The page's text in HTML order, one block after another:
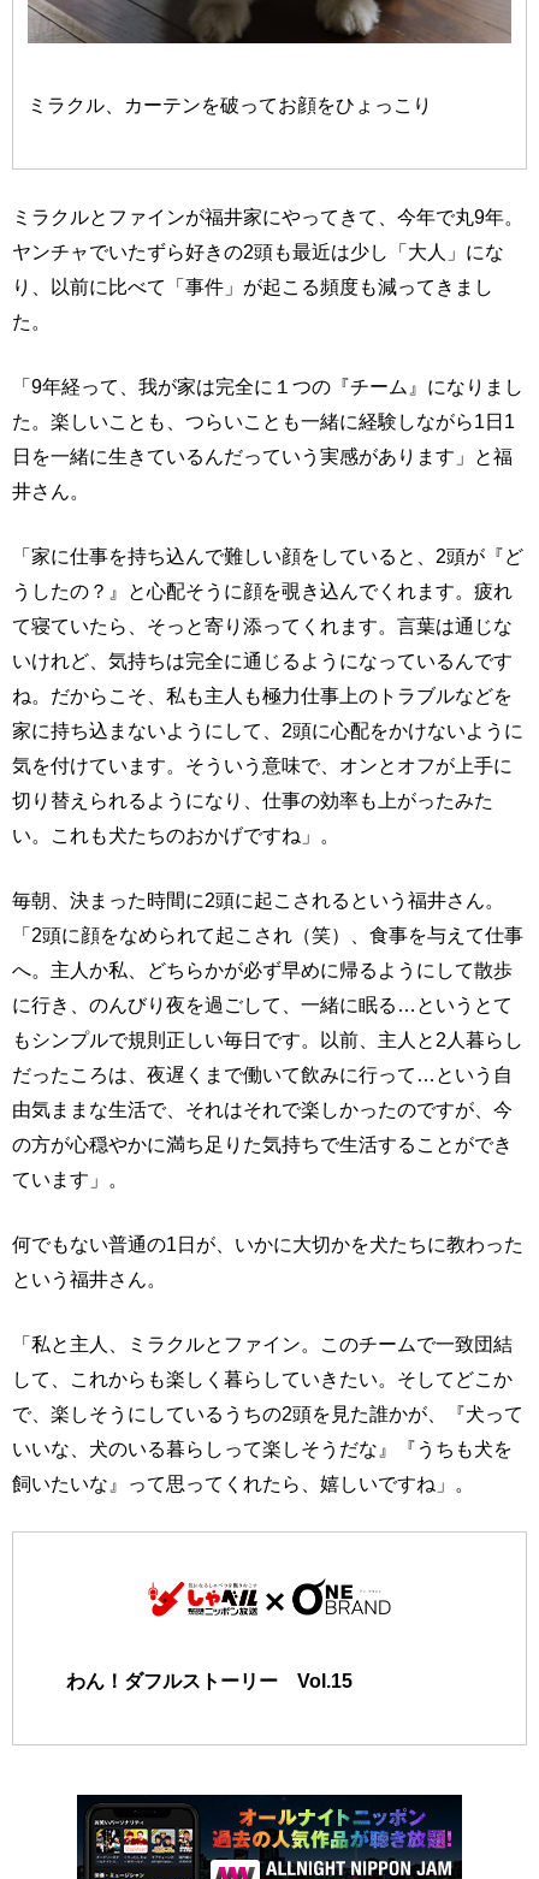
ミラクル、カーテンを破ってお顔をひょっこり
ミラクルとファインが福井家にやってきて、今年で丸9年。
ヤンチャでいたずら好きの2頭も最近は少し「大人」にな
り、以前に比べて「事件」が起こる頻度も減ってきまし
た。
「9年経って、我が家は完全に１つの『チーム』になりまし
た。楽しいことも、つらいことも一緒に経験しながら1日1
日を一緒に生きているんだっていう実感があります」と福
井さん。
「家に仕事を持ち込んで難しい顔をしていると、2頭が『ど
うしたの？』と心配そうに顔を覗き込んでくれます。疲れ
て寝ていたら、そっと寄り添ってくれます。言葉は通じな
いけれど、気持ちは完全に通じるようになっているんです
ね。だからこそ、私も主人も極力仕事上のトラブルなどを
家に持ち込まないようにして、2頭に心配をかけないように
気を付けています。そういう意味で、オンとオフが上手に
切り替えられるようになり、仕事の効率も上がったみた
い。これも犬たちのおかげですね」。
毎朝、決まった時間に2頭に起こされるという福井さん。
「2頭に顔をなめられて起こされ（笑）、食事を与えて仕事
へ。主人か私、どちらかが必ず早めに帰るようにして散歩
に行き、のんびり夜を過ごして、一緒に眠る…というとて
もシンプルで規則正しい毎日です。以前、主人と2人暮らし
だったころは、夜遅くまで働いて飲みに行って…という自
由気ままな生活で、それはそれで楽しかったのですが、今
の方が心穏やかに満ち足りた気持ちで生活することができ
ています」。
何でもない普通の1日が、いかに大切かを犬たちに教わった
という福井さん。
「私と主人、ミラクルとファイン。このチームで一致団結
して、これからも楽しく暮らしていきたい。そしてどこか
で、楽しそうにしているうちの2頭を見た誰かが、『犬って
いいな、犬のいる暮らしって楽しそうだな』『うちも犬を
飼いたいな』って思ってくれたら、嬉しいですね」。
わん！ダフルストーリー Vol.15